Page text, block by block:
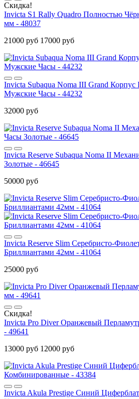
Скидка!
Invicta S1 Rally Quadro Полностью
мм - 48037
21000 руб 17000 руб
Invicta Subaqua Noma III Grand Корпус
Мужские Часы - 44232
32000 руб
Invicta Reserve Subaqua Noma II
Золотые - 46645
50000 руб
Invicta Reserve Slim Серебристо-
Бриллиантами 42мм - 41064
25000 руб
Скидка!
Invicta Pro Diver Оранжевый
- 49641
13000 руб 12000 руб
Invicta Akula Prestige Синий